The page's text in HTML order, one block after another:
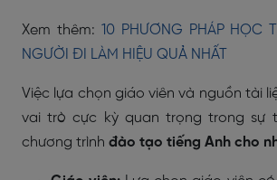
Xem thêm: 10 PHƯƠNG PHÁP HỌC
NGƯỜI ĐI LÀM HIỆU QUẢ NHẤT
Việc lựa chọn giáo viên và nguồn tài
vai trò cực kỳ quan trọng trong sự
chương trình đào tạo tiếng Anh cho